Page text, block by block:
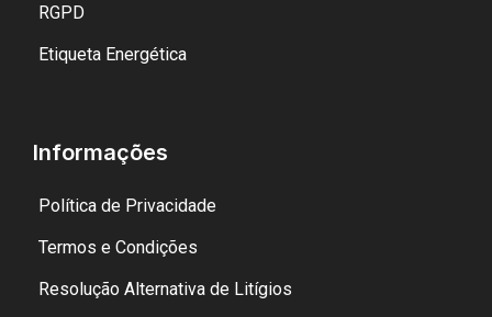
RGPD
Etiqueta Energética
Informações
Política de Privacidade
Termos e Condições
Resolução Alternativa de Litígios